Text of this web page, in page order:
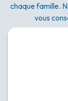
chaque famille.
vous